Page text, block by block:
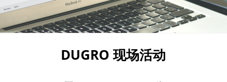
DUGRO 现场活动